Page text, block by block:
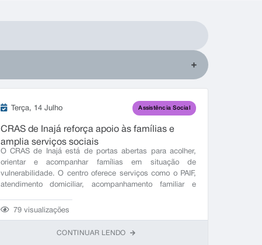
CRAS de Inajá reforça apoio às famílias e
amplia serviços sociais
Terça 14 Julho Assistência Social
79 visualizações
O CRAS de Inajá está de portas abertas para acolher,
orientar e acompanhar famílias em situação de
vulnerabilidade. O centro oferece serviços como o PAIF,
atendimento domiciliar, acompanhamento familiar e
(44) 99166‑5777.
CONTINUAR LENDO